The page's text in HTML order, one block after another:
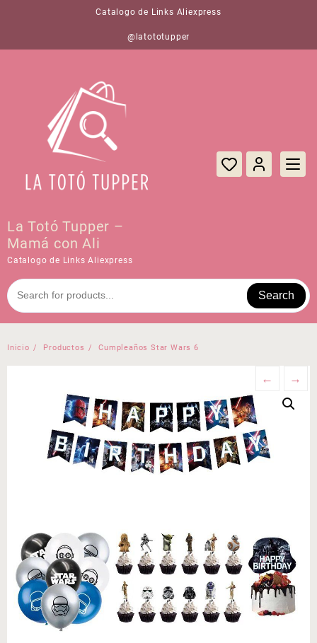
Catalogo de Links Aliexpress
@latototupper
La Totó Tupper –
Mamá con Ali
Catalogo de Links Aliexpress
Search
Inicio Productos Cumpleaños Star Wars 6
← →